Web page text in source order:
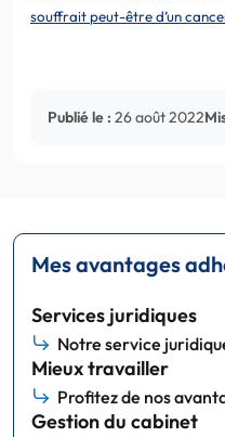
souffrait peut-être d’un
Publié le : 26 août 2022
Mes avantages
Services juridiques
Notre service
Mieux travailler
Profitez de nos
Gestion du cabinet